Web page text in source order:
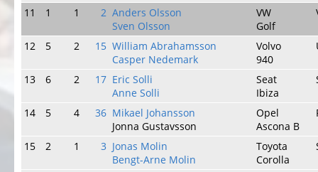
11 1 1 2 Anders Olsson
Sven Olsson
VW
Golf
12 5 2 15 William Abrahamsson
Casper Nedemark
Volvo
940
13 6 2 17 Eric Solli
Anne Solli
Seat
Ibiza
14 5 4 36 Mikael Johansson
Jonna Gustavsson
Opel
Ascona B
15 2 1 3 Jonas Molin
Bengt-Arne Molin
Toyota
Corolla